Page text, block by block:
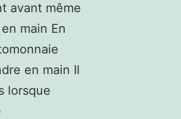
avant même
main En
en main Il
lorsque